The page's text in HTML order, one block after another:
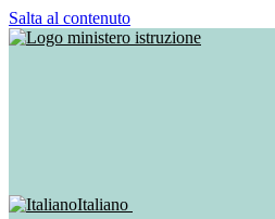
Salta al contenuto
Italiano